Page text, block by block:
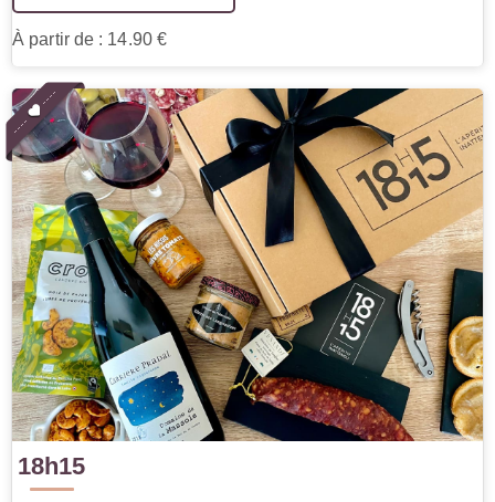
À partir de : 14.90 €
18h15